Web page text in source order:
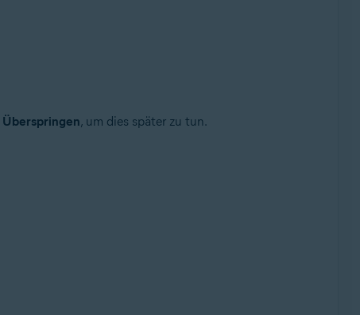
Überspringen, um dies später zu tun.